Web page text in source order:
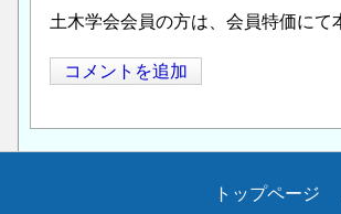
土木学会会員の方は、会員特価にて
コメントを追加
トップページ